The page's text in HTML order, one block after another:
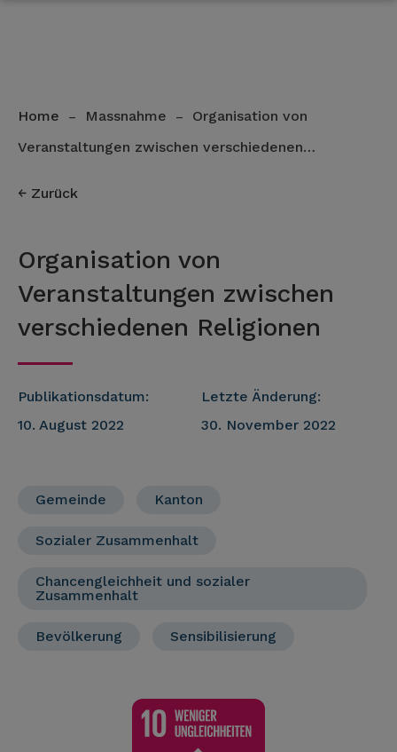
Home – Massnahme –
Organisation von
Veranstaltungen zwischen verschiedenen…
Zurück
Organisation von
Veranstaltungen zwischen
verschiedenen Religionen
Publikationsdatum:
10. August 2022
Letzte Änderung:
30. November 2022
Gemeinde Kanton
Sozialer Zusammenhalt
Chancengleichheit und sozialer
Zusammenhalt
Bevölkerung Sensibilisierung